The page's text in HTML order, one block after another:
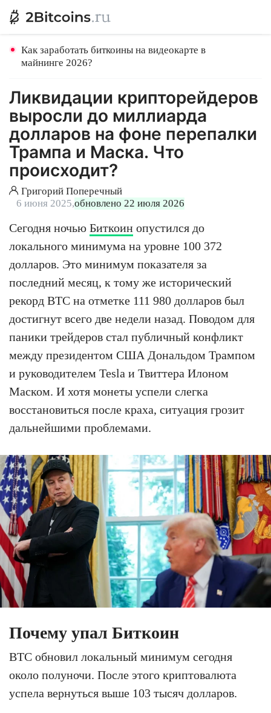
Как заработать биткоины на видеокарте в
майнинге 2026?
Ликвидации крипторейдеров
выросли до миллиарда
долларов на фоне перепалки
Трампа и Маска. Что
происходит?
Григорий Поперечный
6 июня 2025,обновлено 22 июля 2026
Сегодня ночью Биткоин опустился до
локального минимума на уровне 100 372
долларов. Это минимум показателя за
последний месяц, к тому же исторический
рекорд BTC на отметке 111 980 долларов был
достигнут всего две недели назад. Поводом для
паники трейдеров стал публичный конфликт
между президентом США Дональдом Трампом
и руководителем Tesla и Твиттера Илоном
Маском. И хотя монеты успели слегка
восстановиться после краха, ситуация грозит
дальнейшими проблемами.
Почему упал Биткоин
BTC обновил локальный минимум сегодня
около полуночи. После этого криптовалюта
успела вернуться выше 103 тысяч долларов.